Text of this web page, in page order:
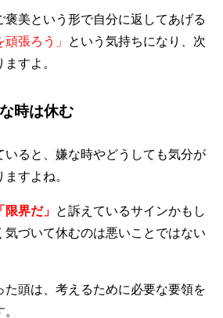
褒美という形で自分に返してあげる
頑張ろう」
という気持ちになり、次
すよ。
時は休む
いると、嫌な時やどうしても気分が
すよね。
「限界だ」
と訴えているサインかもし
気づいて休むのは悪いことではない
た頭は、考えるために必要な要領を